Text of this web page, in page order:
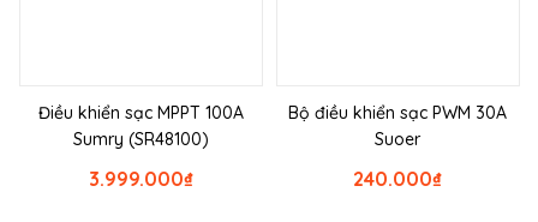
Điều khiển sạc MPPT 100A
Sumry (SR48100)
₫
3.999.000
Bộ điều khiển sạc PWM 30A
Suoer
₫
240.000